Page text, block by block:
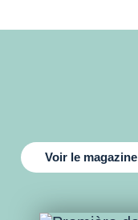
Voir le magazine